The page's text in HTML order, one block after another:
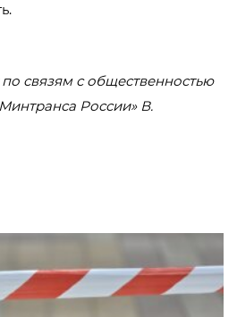
связям с общественностью
России»В.